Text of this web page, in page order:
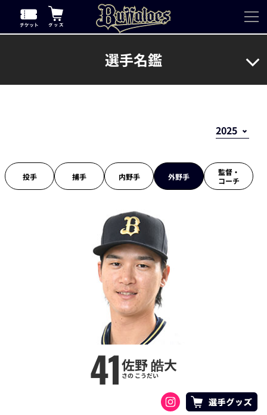
選手名鑑
投手 捕手 内野手 外野手
監督・
コーチ
41佐野 皓大
さの こうだい